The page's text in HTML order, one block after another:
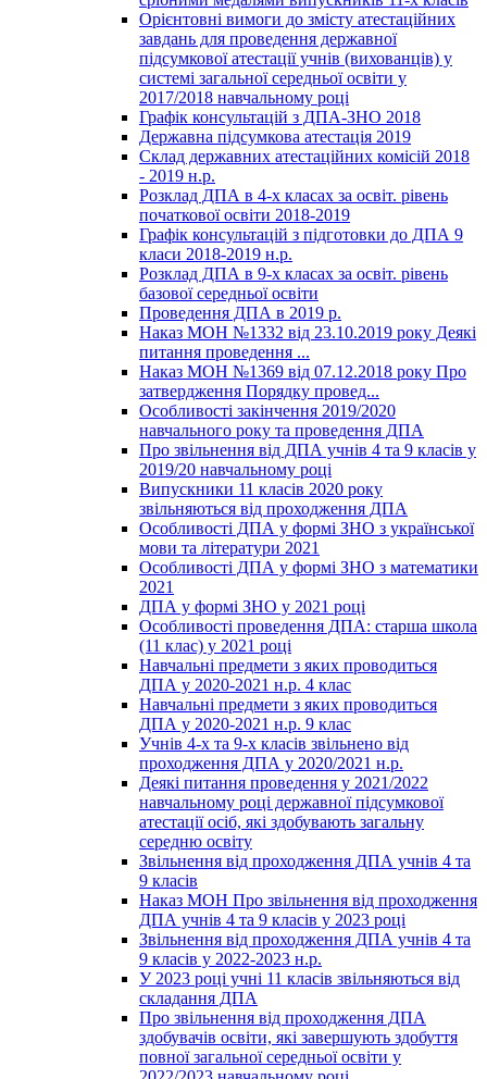
Орієнтовні вимоги до змісту атестаційних
завдань для проведення державної
підсумкової атестації учнів (вихованців) у
системі загальної середньої освіти у
2017/2018 навчальному році
Графік консультацій з ДПА-ЗНО 2018
Державна підсумкова атестація 2019
Склад державних атестаційних комісій 2018
- 2019 н.р.
Розклад ДПА в 4-х класах за освіт. рівень
початкової освіти 2018-2019
Графік консультацій з підготовки до ДПА 9
класи 2018-2019 н.р.
Розклад ДПА в 9-х класах за освіт. рівень
базової середньої освіти
Проведення ДПА в 2019 р.
Наказ МОН №1332 від 23.10.2019 року Деякі
питання проведення ...
Наказ МОН №1369 від 07.12.2018 року Про
затвердження Порядку провед...
Особливості закінчення 2019/2020
навчального року та проведення ДПА
Про звільнення від ДПА учнів 4 та 9 класів у
2019/20 навчальному році
Випускники 11 класів 2020 року
звільняються від проходження ДПА
Особливості ДПА у формі ЗНО з української
мови та літератури 2021
Особливості ДПА у формі ЗНО з математики
2021
ДПА у формі ЗНО у 2021 році
Особливості проведення ДПА: старша школа
(11 клас) у 2021 році
Навчальні предмети з яких проводиться
ДПА у 2020-2021 н.р. 4 клас
Навчальні предмети з яких проводиться
ДПА у 2020-2021 н.р. 9 клас
Учнів 4-х та 9-х класів звільнено від
проходження ДПА у 2020/2021 н.р.
Деякі питання проведення у 2021/2022
навчальному році державної підсумкової
атестації осіб, які здобувають загальну
середню освіту
Звільнення від проходження ДПА учнів 4 та
9 класів
Наказ МОН Про звільнення від проходження
ДПА учнів 4 та 9 класів у 2023 році
Звільнення від проходження ДПА учнів 4 та
9 класів у 2022-2023 н.р.
У 2023 році учні 11 класів звільняються від
складання ДПА
Про звільнення від проходження ДПА
здобувачів освіти, які завершують здобуття
повної загальної середньої освіти у